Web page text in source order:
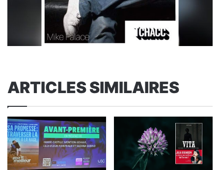
ARTICLES SIMILAIRES